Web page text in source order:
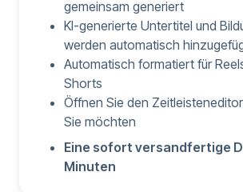
gemeinsam generiert
KI-generierte Untertitel und
werden automatisch
Automatisch formatiert für
Shorts
Öffnen Sie den
Sie möchten
Eine sofort versandfertige
Minuten